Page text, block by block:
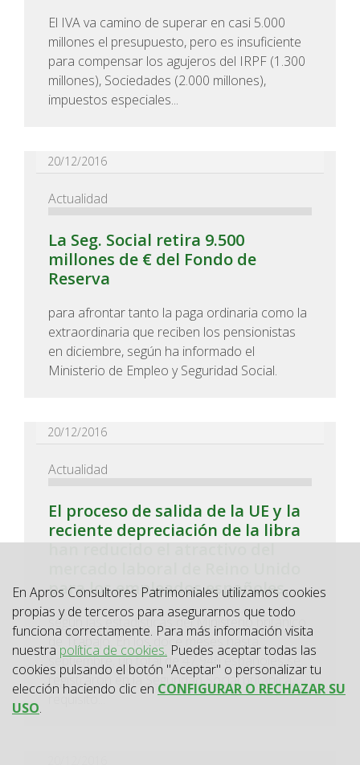
El IVA va camino de superar en casi 5.000
millones el presupuesto, pero es insuficiente
para compensar los agujeros del IRPF (1.300
millones), Sociedades (2.000 millones),
impuestos especiales...
20/12/2016
Actualidad
La Seg. Social retira 9.500
millones de € del Fondo de
Reserva
para afrontar tanto la paga ordinaria como la
extraordinaria que reciben los pensionistas
en diciembre, según ha informado el
Ministerio de Empleo y Seguridad Social.
20/12/2016
Actualidad
El proceso de salida de la UE y la
reciente depreciación de la libra
han reducido el atractivo del
para los empleados españoles,
según las estadísticas del Ministerio británico
de Trabajo. En los doce meses hasta
septiembre, un total de 47.946 españoles se
registraron en la Seguridad Social británica,
requisito...
En Apros Consultores Patrimoniales utilizamos cookies
propias y de terceros para asegurarnos que todo
funciona correctamente. Para más información visita
nuestra política de cookies. Puedes aceptar todas las
cookies pulsando el botón "Aceptar" o personalizar tu
elección haciendo clic en CONFIGURAR O RECHAZAR SU
USO.